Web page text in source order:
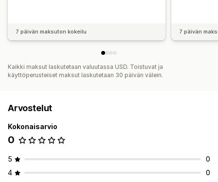
7 päivän maksuton kokeilu 7 päivän
Kaikki maksut laskutetaan valuutassa USD. Toistuvat ja
käyttöperusteiset maksut laskutetaan 30 päivän välein.
Arvostelut
Kokonaisarvio
0
5
0
4
0